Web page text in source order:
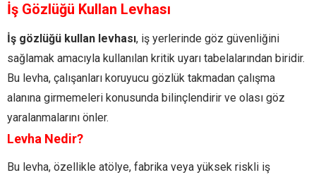
İş Gözlüğü Kullan Levhası
İş gözlüğü kullan levhası, iş yerlerinde göz güvenliğini
sağlamak amacıyla kullanılan kritik uyarı tabelalarından biridir.
Bu levha, çalışanları koruyucu gözlük takmadan çalışma
alanına girmemeleri konusunda bilinçlendirir ve olası göz
yaralanmalarını önler.
Levha Nedir?
Bu levha, özellikle atölye, fabrika veya yüksek riskli iş